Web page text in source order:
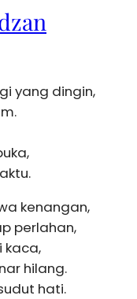
yang dingin,
kenangan,
perlahan,
kaca,
hilang.
hati.